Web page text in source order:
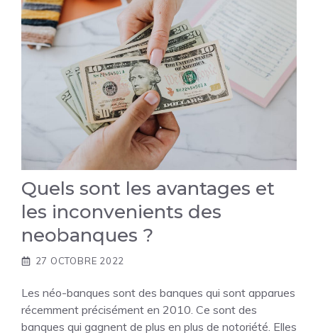
Quels sont les avantages et
les inconvenients des
neobanques ?
27 OCTOBRE 2022
Les néo-banques sont des banques qui sont apparues
récemment précisément en 2010. Ce sont des
banques qui gagnent de plus en plus de notoriété. Elles